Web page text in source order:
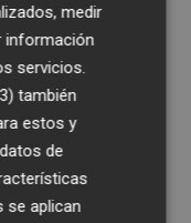
y a la hora
muy muy
en el
la
medir
información
servicios.
también
estos y
de
se aplican